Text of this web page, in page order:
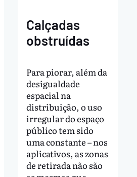
Calçadas
obstruídas
Para piorar, além da
desigualdade
espacial na
distribuição, o uso
irregular do espaço
público tem sido
uma constante – nos
aplicativos, as zonas
de retirada não são